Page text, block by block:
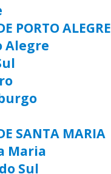
PORTO ALEGRE
Alegre
SANTA MARIA
Maria
Sul